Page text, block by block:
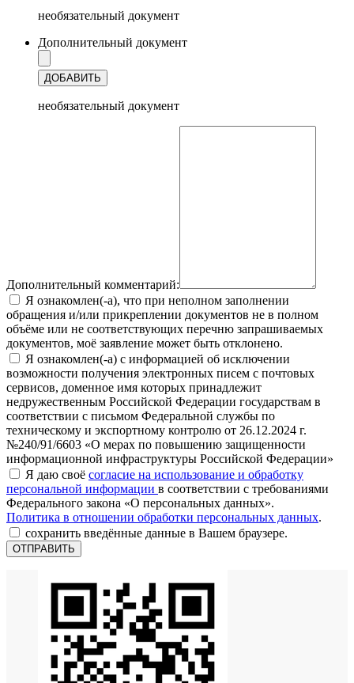
необязательный документ
Дополнительный документ
ДОБАВИТЬ
необязательный документ
Дополнительный комментарий:
Я ознакомлен(-а), что при неполном заполнении
обращения и/или прикреплении документов не в полном
объёме или не соответствующих перечню запрашиваемых
документов, моё заявление может быть отклонено.
Я ознакомлен(-а) с информацией об исключении
возможности получения электронных писем с почтовых
сервисов, доменное имя которых принадлежит
недружественным Российской Федерации государствам в
соответствии с письмом Федеральной службы по
техническому и экспортному контролю от 26.12.2024 г.
№240/91/6603 «О мерах по повышению защищенности
информационной инфраструктуры Российской Федерации»
Я даю своё согласие на использование и обработку
персональной информации в соответствии с требованиями
Федерального закона «О персональных данных».
Политика в отношении обработки персональных данных.
сохранить введённые данные в Вашем браузере.
ОТПРАВИТЬ